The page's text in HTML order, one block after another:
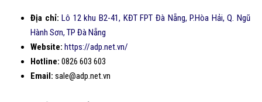
Địa chỉ: Lô 12 khu B2-41, KĐT FPT Đà Nẵng, P.Hòa Hải, Q. Ngũ
Hành Sơn, TP Đà Nẵng
Website: https://adp.net.vn/
Hotline: 0826 603 603
Email: sale@adp.net.vn